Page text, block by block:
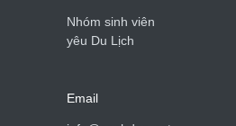
Nhóm sinh viên
yêu Du Lịch
Email